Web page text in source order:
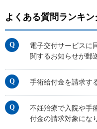
心配ごとから選ぶ
インターネットでご加入いた
る保険商品
ご相談・ご契約の流れ
医療保険
メディカルＫｉｔ ＮＥＯ
あんしん治療サポート保険
メディカルＫｉｔエール
あんしんがん治療保険
死亡保険（終身保険・定期保険
長生き支援終身
あんしん定期エール
あんしん夢終身
ご契約者様TOPへ
東京海上日動マイページのご
重要なお知らせ
各種お手続き
保険金・給付金・満期金・年
契約者貸付の利用・返済
保険料支払方法の変更
法
企業のライフステージごとに
な準備とは？
従業員の皆様向け商品
あんしん生命について
東京海上グループについて
お客様をがんからお守りする
採用情報
あんしん解体新書
ライフ
お
よくある質問ランキン
電子交付サービスに
関するお知らせが郵
手術給付金を請求す
不妊治療で入院や手
付金の請求対象にな